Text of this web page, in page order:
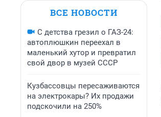
ВСЕ НОВОСТИ
С детства грезил о ГАЗ-24:
автоплюшкин переехал в
маленький хутор и превратил
свой двор в музей СССР
Кузбассовцы пересаживаются
на электрокары? Их продажи
подскочили на 250%